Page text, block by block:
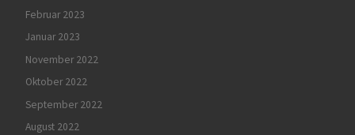
Februar 2023
Januar 2023
November 2022
Oktober 2022
September 2022
August 2022